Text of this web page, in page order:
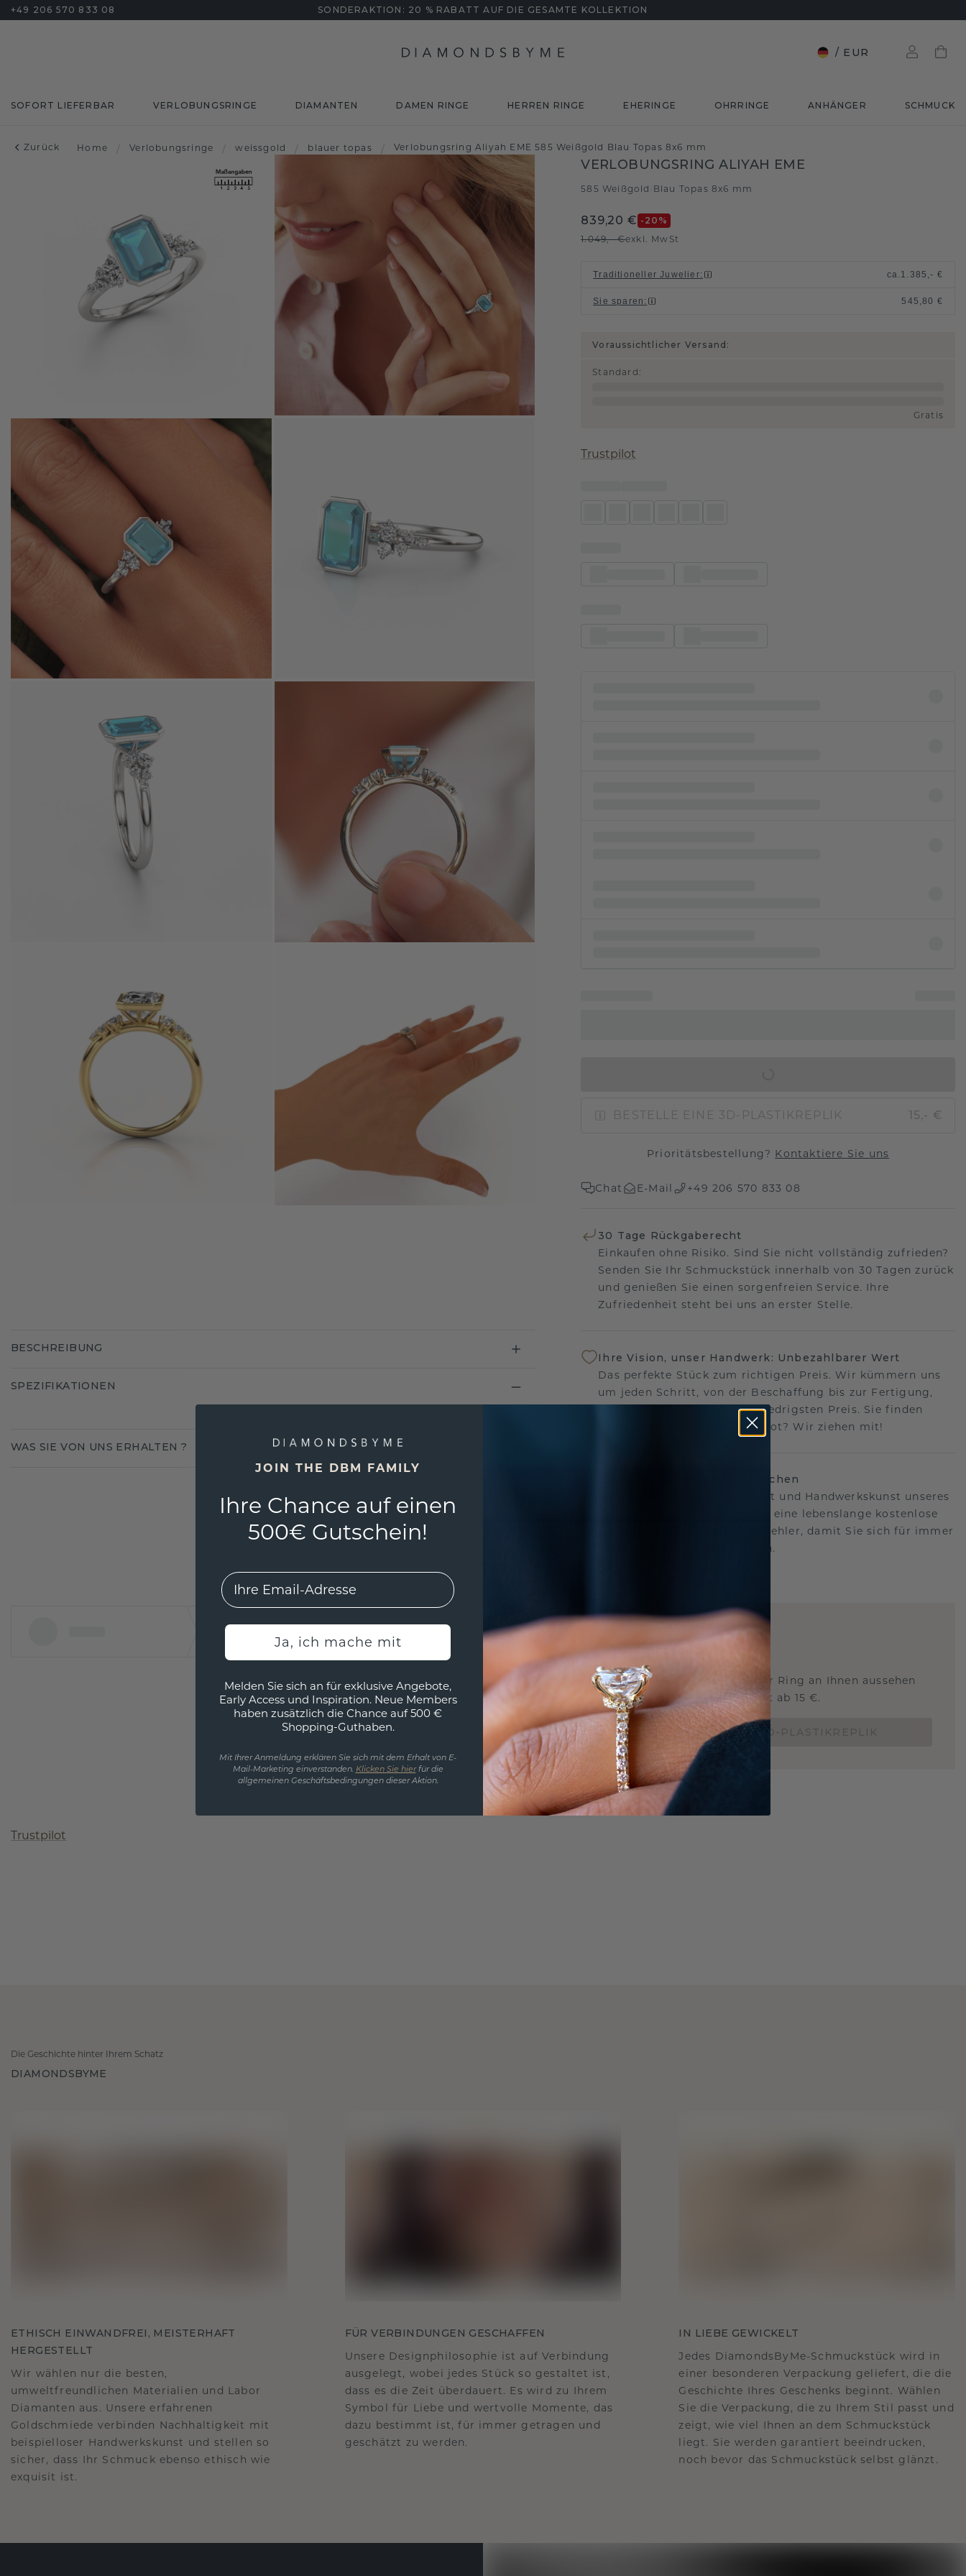
+49 206 570 833 08 SONDERAKTION: 20 % RABATT AUF DIE GESAMTE KOLLEKTION
/ EUR
SOFORT LIEFERBAR VERLOBUNGSRINGE DIAMANTEN DAMEN RINGE HERREN RINGE EHERINGE OHRRINGE ANHÄNGER SCHMUCK
Zurück Home / Verlobungsringe / weissgold / blauer topas / Verlobungsring Aliyah EME 585 Weißgold Blau Topas 8x6 mm
VERLOBUNGSRING ALIYAH EME
585 Weißgold Blau Topas 8x6 mm
839,20 € -20 %
1.049,- €exkl. MwSt
Traditioneller Juwelier: ca. 1.385,- €
Sie sparen : 545,80 €
Voraussichtlicher Versand:
Standard :
Gratis
Trustpilot
BESTELLE EINE 3D-PLASTIKREPLIK 15,- €
Prioritätsbestellung? Kontaktiere Sie uns
Chat E-Mail +49 206 570 833 08
30 Tage Rückgaberecht
Einkaufen ohne Risiko. Sind Sie nicht vollständig zufrieden?
Senden Sie Ihr Schmuckstück innerhalb von 30 Tagen zurück
und genießen Sie einen sorgenfreien Service. Ihre
Zufriedenheit steht bei uns an erster Stelle.
Ihre Vision, unser Handwerk: Unbezahlbarer Wert
Das perfekte Stück zum richtigen Preis. Wir kümmern uns
um jeden Schritt, von der Beschaffung bis zur Fertigung,
und garantieren Ihnen den niedrigsten Preis. Sie finden
anderswo ein besseres Angebot? Wir ziehen mit!
Unser lebenslanges Versprechen
Wir stehen hinter der Qualität und Handwerkskunst unseres
Schmucks.Deshalb bieten wir eine lebenslange kostenlose
Garantie gegen Herstellungsfehler, damit Sie sich für immer
keine Sorgen machen müssen.
3D MUSTERSCHMUCK
Wollen Sie wissen, wie dieser Ring an Ihnen aussehen
würde und ob er passt? Jetzt ab 15 €.
BESTELLE EINE 3D-PLASTIKREPLIK
BESCHREIBUNG
SPEZIFIKATIONEN
WAS SIE VON UNS ERHALTEN ?
Trustpilot
Die Geschichte hinter Ihrem Schatz
DIAMONDSBYME
ETHISCH EINWANDFREI, MEISTERHAFT
HERGESTELLT
Wir wählen nur die besten,
umweltfreundlichen Materialien und Labor
Diamanten aus. Unsere erfahrenen
Goldschmiede verbinden Nachhaltigkeit mit
beispielloser Handwerkskunst und stellen so
sicher, dass Ihr Schmuck ebenso ethisch wie
exquisit ist.
FÜR VERBINDUNGEN GESCHAFFEN
Unsere Designphilosophie ist auf Verbindung
ausgelegt, wobei jedes Stück so gestaltet ist,
dass es die Zeit überdauert. Es wird zu Ihrem
Symbol für Liebe und wertvolle Momente, das
dazu bestimmt ist, für immer getragen und
geschätzt zu werden.
IN LIEBE GEWICKELT
Jedes DiamondsByMe-Schmuckstück wird in
einer besonderen Verpackung geliefert, die die
Geschichte Ihres Geschenks beginnt. Wählen
Sie die Verpackung, die zu Ihrem Stil passt und
zeigt, wie viel Ihnen an dem Schmuckstück
liegt. Sie werden garantiert beeindrucken,
noch bevor das Schmuckstück selbst glänzt.
JOIN THE DBM FAMILY
Ihre Chance auf einen
500€ Gutschein!
EMail
Ja, ich mache mit
Melden Sie sich an für exklusive Angebote,
Early Access und Inspiration. Neue Members
haben zusätzlich die Chance auf 500 €
Shopping-Guthaben.
Mit Ihrer Anmeldung erklären Sie sich mit dem Erhalt von E-
Mail-Marketing einverstanden. Klicken Sie hierfür die
allgemeinen Geschäftsbedingungen dieser Aktion.